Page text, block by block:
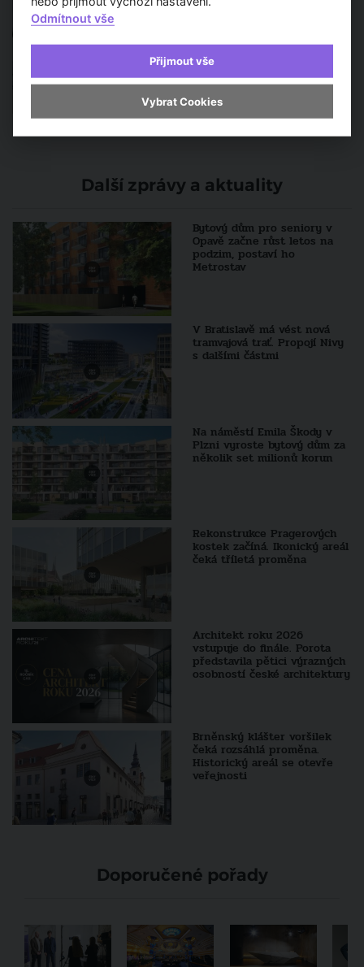
Další zprávy a aktuality
Bytový dům pro seniory v
Opavě začne růst letos na
podzim, postaví ho
Metrostav
V Bratislavě má vést nová
tramvajová trať. Propojí Nivy
s dalšími částmi
Na náměstí Emila Škody v
Plzni vyroste bytový dům za
několik set milionů korun
Rekonstrukce Pragerových
kostek začíná. Ikonický areál
čeká tříletá proměna
Architekt roku 2026
vstupuje do finále. Porota
představila pětici výrazných
osobností české architektury
Brněnský klášter voršilek
čeká rozsáhlá proměna.
Historický areál se otevře
veřejnosti
Doporučené pořady
Odmítnout vše
Přijmout vše
Vybrat Cookies